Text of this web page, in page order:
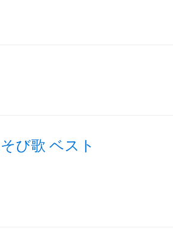
び歌 ベスト